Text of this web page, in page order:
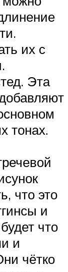
их с
Эта
тонах.
что это
и
что
и
чётко